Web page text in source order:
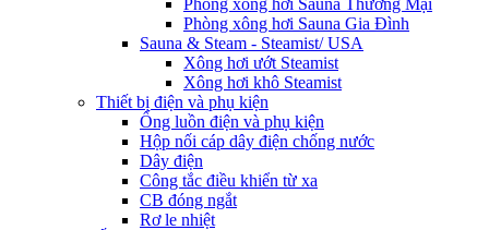
Phòng xông hơi Sauna Thương Mại
Phòng xông hơi Sauna Gia Đình
Sauna & Steam - Steamist/ USA
Xông hơi ướt Steamist
Xông hơi khô Steamist
Thiết bị điện và phụ kiện
Ống luồn điện và phụ kiện
Hộp nối cáp dây điện chống nước
Dây điện
Công tắc điều khiển từ xa
CB đóng ngắt
Rơ le nhiệt